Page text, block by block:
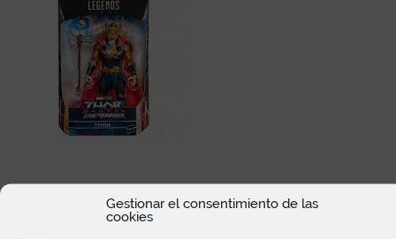
Gestionar el consentimiento de las
cookies
Thor Love and Thunder
Thor